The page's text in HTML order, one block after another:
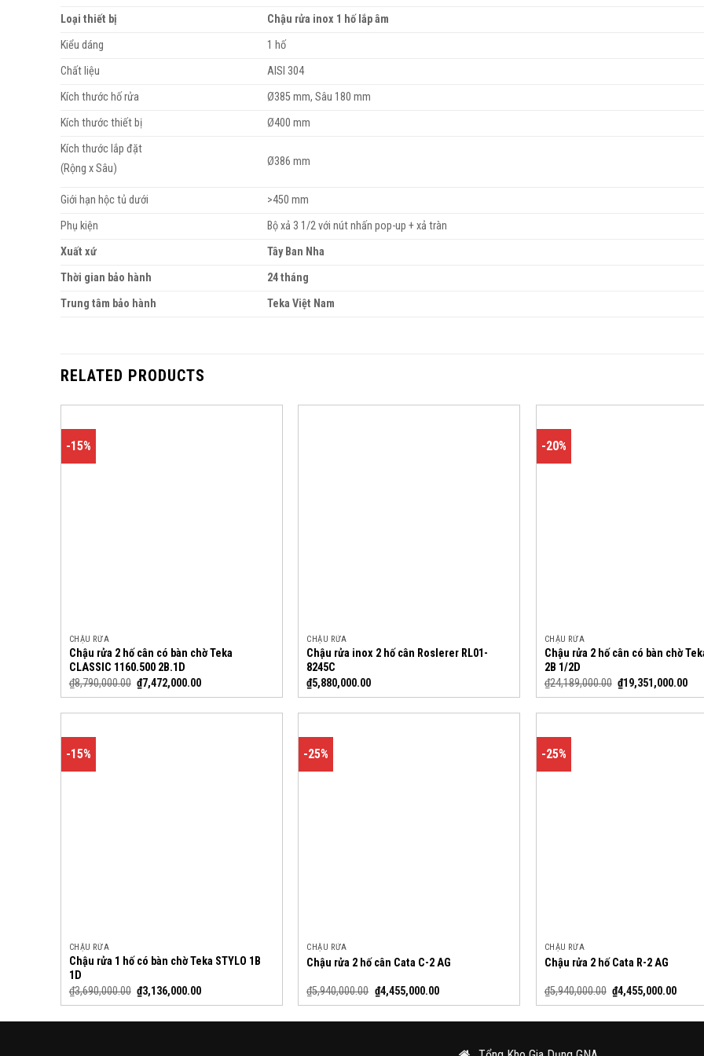
Loại thiết bị
Chậu rửa inox 1 hố lắp âm
Kiểu dáng
1 hố
Chất liệu
AISI 304
Kích thước hố rửa
Ø385 mm, Sâu 180 mm
Kích thước thiết bị
Ø400 mm
Kích thước lắp đặt
(Rộng x Sâu)
Ø386 mm
Giới hạn hộc tủ dưới
>450 mm
Phụ kiện
Bộ xả 3 1/2 với nút nhấn pop-up + xả tràn
Xuất xứ
Tây Ban Nha
Thời gian bảo hành
24 tháng
Trung tâm bảo hành
Teka Việt Nam
RELATED PRODUCTS
-15%
CHẬU RỬA
Chậu rửa 2 hố cân có bàn chờ Teka
CLASSIC 1160.500 2B.1D
₫8,790,000.00 ₫7,472,000.00
CHẬU RỬA
Chậu rửa inox 2 hố cân Roslerer RL01-
8245C
₫5,880,000.00
-20%
CHẬU RỬA
Chậu rửa 2 hố cân có bàn chờ
2B 1/2D
₫24,189,000.00 ₫19,351,000.00
-15%
CHẬU RỬA
Chậu rửa 1 hố có bàn chờ Teka STYLO 1B
1D
₫3,690,000.00 ₫3,136,000.00
-25%
CHẬU RỬA
Chậu rửa 2 hố cân Cata C-2 AG
₫5,940,000.00 ₫4,455,000.00
-25%
CHẬU RỬA
Chậu rửa 2 hố Cata R-2 AG
₫5,940,000.00 ₫4,455,000.00